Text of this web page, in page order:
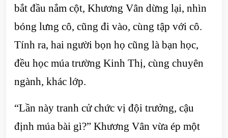
bắt đầu nắm cột, Khương Vân dừng lại, nhìn
bóng lưng cô, cũng đi vào, cùng tập với cô.
Tính ra, hai người bọn họ cũng là bạn học,
đều học múa trường Kinh Thị, cùng chuyên
ngành, khác lớp.
“Lần này tranh cử chức vị đội trưởng, cậu
định múa bài gì?” Khương Vân vừa ép một